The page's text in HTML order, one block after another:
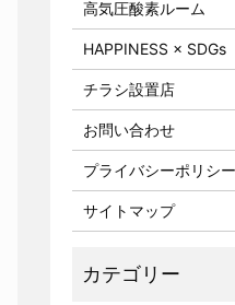
高気圧酸素ルーム
HAPPINESS × SDGs
チラシ設置店
お問い合わせ
プライバシーポリシー
サイトマップ